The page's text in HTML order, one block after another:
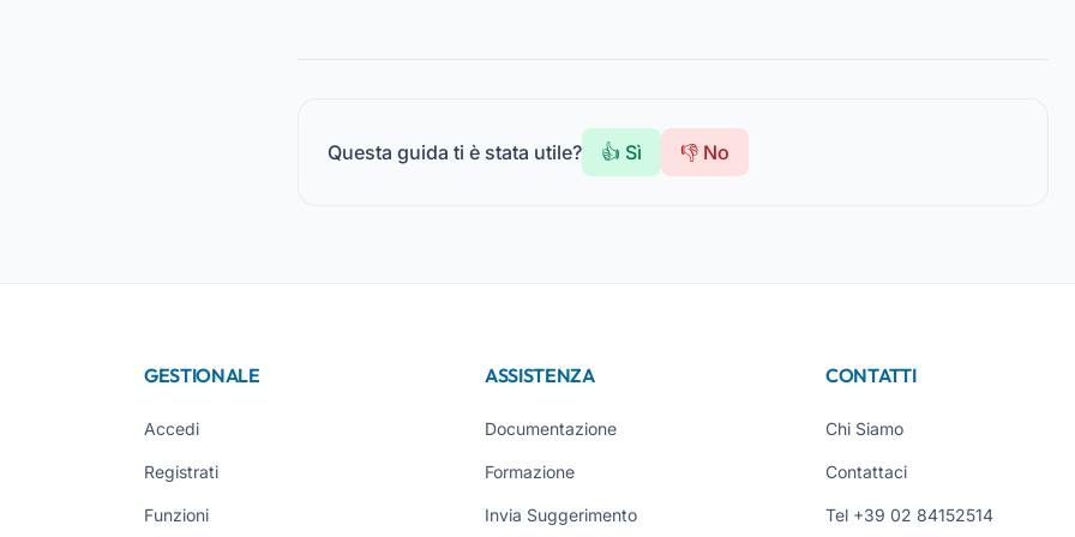
Questa guida ti è stata utile? 👍 Sì 👎 No
GESTIONALE
Accedi
Registrati
Funzioni
ASSISTENZA
Documentazione
Formazione
Invia Suggerimento
CONTATTI
Chi Siamo
Contattaci
Tel +39 02 84152514